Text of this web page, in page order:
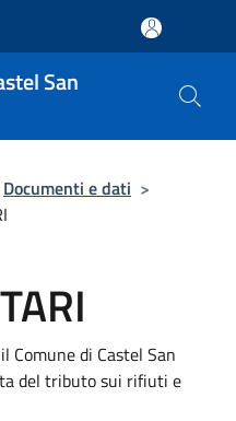
San
Documenti e dati >
di Castel San
del tributo sui rifiuti e